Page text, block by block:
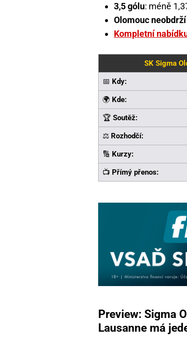
3,5 gólu: méně
Olomouc
Kompletní
SK Sigma
📅 Kdy:
🌍 Kde:
🏆 Soutěž:
⚖️ Rozhodčí:
🔢 Kurzy:
📺 Přímý přenos:
Preview: Sigma
Lausanne má